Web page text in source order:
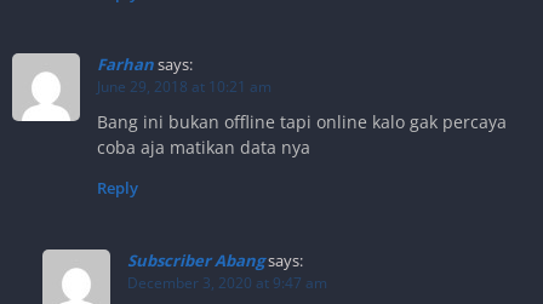
Farhansays:
June 29, 2018 at 10:21 am
Bang ini bukan offline tapi online kalo gak percaya
coba aja matikan data nya
Reply
Subscriber Abangsays:
December 3, 2020 at 9:47 am